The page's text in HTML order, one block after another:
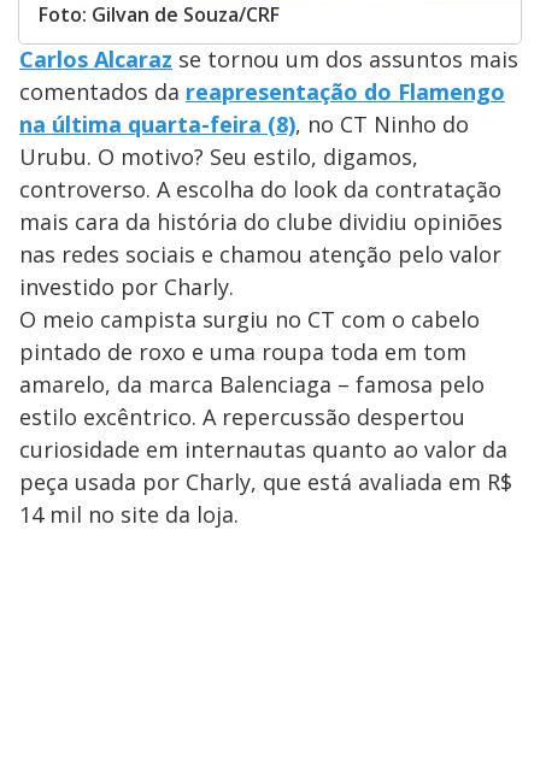
Foto: Gilvan de Souza/CRF
Carlos Alcaraz se tornou um dos assuntos mais
comentados da reapresentação do Flamengo
na última quarta-feira (8), no CT Ninho do
Urubu. O motivo? Seu estilo, digamos,
controverso. A escolha do look da contratação
mais cara da história do clube dividiu opiniões
nas redes sociais e chamou atenção pelo valor
investido por Charly.
O meio campista surgiu no CT com o cabelo
pintado de roxo e uma roupa toda em tom
amarelo, da marca Balenciaga – famosa pelo
estilo excêntrico. A repercussão despertou
curiosidade em internautas quanto ao valor da
peça usada por Charly, que está avaliada em R$
14 mil no site da loja.